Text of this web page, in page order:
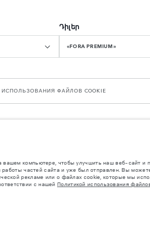
Դիլեր
«FORA PREMIUM»
ФАЙЛОВ COOKIE
в таких испытаниях, эти значения
уведомления. Пожалуйста,
установленные после процесса
компьютере, чтобы улучшить наш веб-сайт и
частей сайта и уже был отправлен. Вы
рекламе или о файлах cookie, которые мы
с нашей Политикой использования